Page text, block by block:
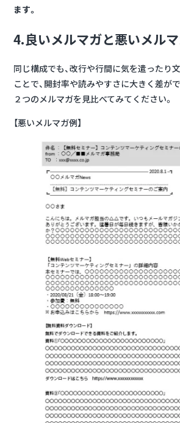
ます。
4.良いメルマガと悪いメル
同じ構成でも、改行や行間に気を遣ったり
ことで、開封率や読みやすさに大きく差がで
２つのメルマガを見比べてみてください。
【悪いメルマガ例】